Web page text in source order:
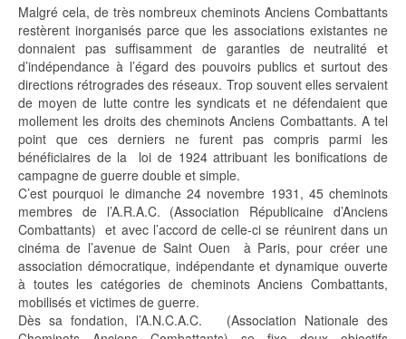
Malgré cela, de très nombreux cheminots Anciens Combattants
restèrent inorganisés parce que les associations existantes ne
donnaient pas suffisamment de garanties de neutralité et
d’indépendance à l’égard des pouvoirs publics et surtout des
directions rétrogrades des réseaux. Trop souvent elles servaient
de moyen de lutte contre les syndicats et ne défendaient que
mollement les droits des cheminots Anciens Combattants. A tel
point que ces derniers ne furent pas compris parmi les
bénéficiaires de la loi de 1924 attribuant les bonifications de
campagne de guerre double et simple.
C’est pourquoi le dimanche 24 novembre 1931, 45 cheminots
membres de l’A.R.A.C. (Association Républicaine d’Anciens
Combattants) et avec l’accord de celle-ci se réunirent dans un
cinéma de l’avenue de Saint Ouen à Paris, pour créer une
association démocratique, indépendante et dynamique ouverte
à toutes les catégories de cheminots Anciens Combattants,
mobilisés et victimes de guerre.
Dès sa fondation, l’A.N.C.A.C. (Association Nationale des